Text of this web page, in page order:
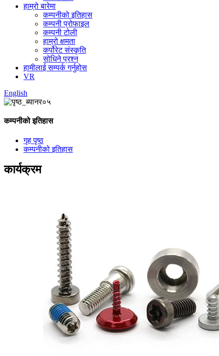
हाम्रो बारेमा
कम्पनीको इतिहास
कम्पनी प्रोफाइल
कम्पनी टोली
हाम्रो क्षमता
कर्पोरेट संस्कृति
सोधिने प्रश्न
हामीलाई सम्पर्क गर्नुहोस
VR
English
कम्पनीको इतिहास
गृह पृष्ठ
कम्पनीको इतिहास
कार्यक्रम